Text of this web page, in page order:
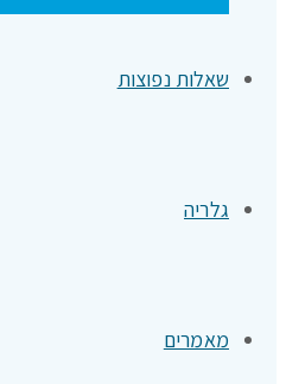
שאלות נפוצות
גלריה
מאמרים